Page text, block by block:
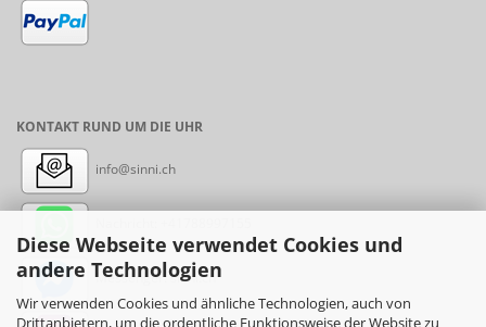
Diese Webseite verwendet Cookies und
andere Technologien
Wir verwenden Cookies und ähnliche Technologien, auch von
Drittanbietern, um die ordentliche Funktionsweise der Website zu
KONTAKT RUND UM DIE UHR
info@sinni.ch
Messenger: sinni.ch